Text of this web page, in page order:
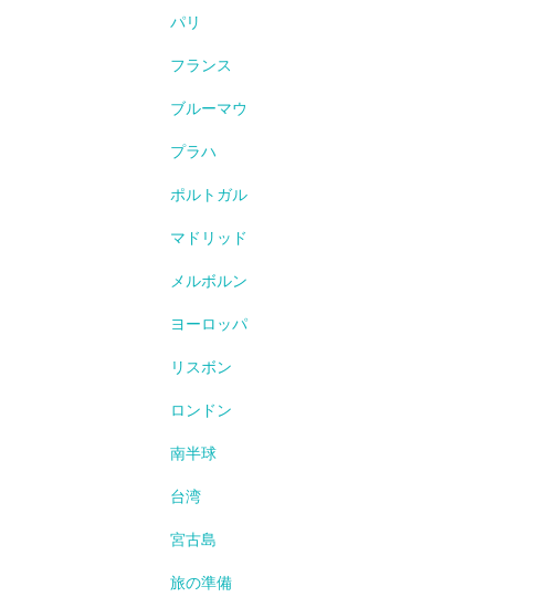
パリ
フランス
ブルーマウ
プラハ
ポルトガル
マドリッド
メルボルン
ヨーロッパ
リスボン
ロンドン
南半球
台湾
宮古島
旅の準備